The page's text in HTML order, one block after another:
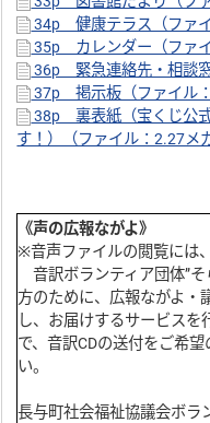
34p 健康テラス（ファ
35p カレンダー（ファ
36p 緊急連絡先・相談
37p 掲示板（ファイル
38p 裏表紙（宝くじ公
す！）（ファイル：2.27メ
《声の広報ながよ》
※音声ファイルの閲覧には
音訳ボランティア団体”
方のために、広報ながよ・
し、お届けするサービスを
で、音訳CDの送付をご希
い。
長与町社会福祉協議会ボラ